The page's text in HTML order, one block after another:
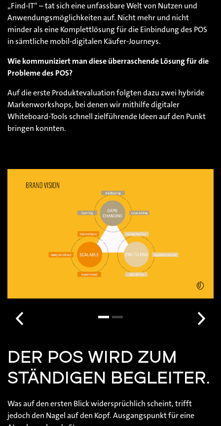
„Find-IT“ – tat sich eine unfassbare Welt von Nutzen und
Anwendungsmöglichkeiten auf. Nicht mehr und nicht
minder als eine Komplettlösung für die Einbindung des POS
in sämtliche mobil-digitalen Käufer-Journeys.
Wie kommuniziert man diese überraschende Lösung für die
Probleme des POS?
Auf die erste Produktevaluation folgten dazu zwei hybride
Markenworkshops, bei denen wir mithilfe digitaler
Whiteboard-Tools schnell zielführende Ideen auf den Punkt
bringen konnten.
DER POS WIRD ZUM
STÄNDIGEN BEGLEITER.
Was auf den ersten Blick widersprüchlich scheint, trifft
jedoch den Nagel auf den Kopf. Ausgangspunkt für eine